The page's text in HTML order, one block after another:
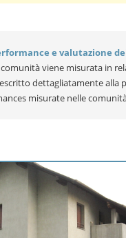
e valutazione
viene misurata in
dettagliatamente alla
misurate nelle